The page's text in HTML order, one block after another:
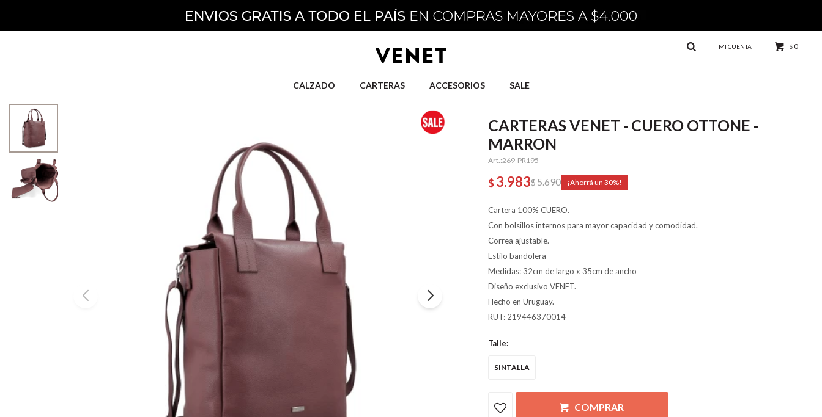
CALZADO CARTERAS ACCESORIOS SALE
$ 0
CARTERAS VENET - CUERO OTTONE -
MARRON
269-PR195
$ 3.983$5.690 30
Cartera 100% CUERO.
Con bolsillos internos para mayor capacidad y comodidad.
Correa ajustable.
Estilo bandolera
Medidas: 32cm de largo x 35cm de ancho
Diseño exclusivo VENET.
Hecho en Uruguay.
RUT: 219446370014
Talle:
SINTALLA
COMPRAR